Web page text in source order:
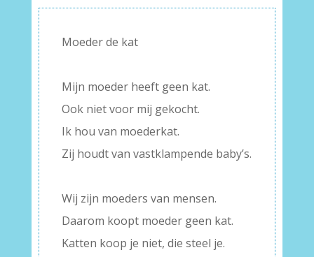
Moeder de kat
Mijn moeder heeft geen kat.
Ook niet voor mij gekocht.
Ik hou van moederkat.
Zij houdt van vastklampende baby’s.
Wij zijn moeders van mensen.
Daarom koopt moeder geen kat.
Katten koop je niet, die steel je.